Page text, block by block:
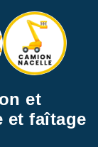
et
et faîtage